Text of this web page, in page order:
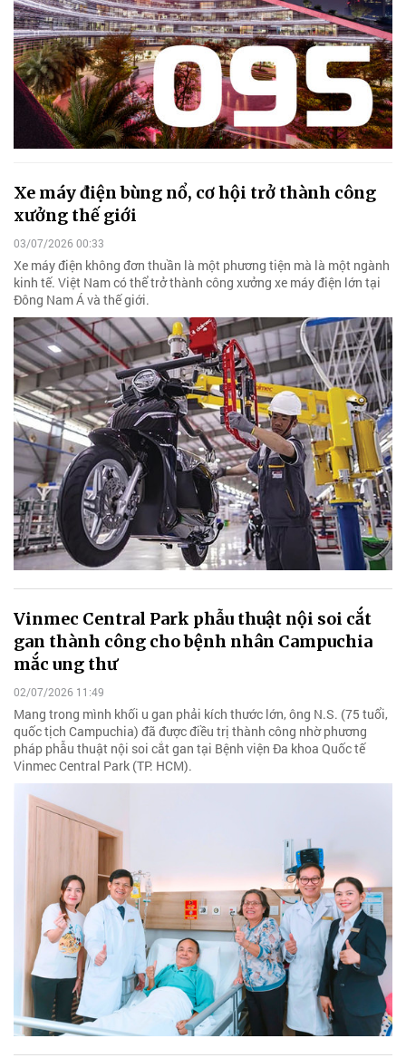
Xe máy điện bùng nổ, cơ hội trở thành công
xưởng thế giới
03/07/2026 00:33
Xe máy điện không đơn thuần là một phương tiện mà là một ngành
kinh tế. Việt Nam có thể trở thành công xưởng xe máy điện lớn tại
Đông Nam Á và thế giới.
Vinmec Central Park phẫu thuật nội soi cắt
gan thành công cho bệnh nhân Campuchia
mắc ung thư
02/07/2026 11:49
Mang trong mình khối u gan phải kích thước lớn, ông N.S. (75 tuổi,
quốc tịch Campuchia) đã được điều trị thành công nhờ phương
pháp phẫu thuật nội soi cắt gan tại Bệnh viện Đa khoa Quốc tế
Vinmec Central Park (TP. HCM).